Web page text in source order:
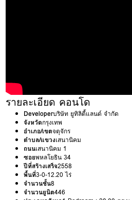
รายละเอียด คอนโด
Developerบริษัท ยูทิลิตี้แลนด์ จำกัด
จังหวัดกรุงเทพ
อำเภอ/เขตจตุจักร
ตำบล/แขวงเสนานิคม
ถนนเสนานิคม 1
ซอยพหลโยธิน 34
ปีที่สร้างเสร็จ2558
พื้นที่3-0-12.20 ไร่
จำนวนชั้น8
จำนวนยูนิต446